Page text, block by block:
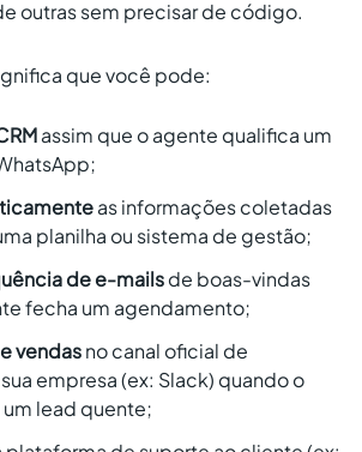
outras sem precisar de código.
que você pode:
assim que o agente qualifica um
as informações coletadas
planilha ou sistema de gestão;
de e-mailsde boas-vindas
fecha um agendamento;
vendasno canal oficial de
empresa (ex: Slack) quando o
lead quente;